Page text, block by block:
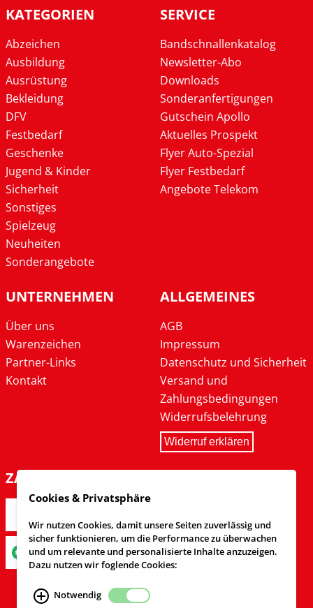
KATEGORIEN
Abzeichen
Ausbildung
Ausrüstung
Bekleidung
DFV
Festbedarf
Geschenke
Jugend & Kinder
Sicherheit
Sonstiges
Spielzeug
Neuheiten
Sonderangebote
SERVICE
Bandschnallenkatalog
Newsletter-Abo
Downloads
Sonderanfertigungen
Gutschein Apollo
Aktuelles Prospekt
Flyer Auto-Spezial
Flyer Festbedarf
Angebote Telekom
UNTERNEHMEN
Über uns
Warenzeichen
Partner-Links
Kontakt
ALLGEMEINES
AGB
Impressum
Datenschutz und Sicherheit
Versand und
Zahlungsbedingungen
Widerrufsbelehrung
Widerruf erklären
ZAHLARTEN
Cookies & Privatsphäre
Wir nutzen Cookies, damit unsere Seiten zuverlässig und
sicher funktionieren, um die Performance zu überwachen
und um relevante und personalisierte Inhalte anzuzeigen.
Dazu nutzen wir foglende Cookies:
Notwendig